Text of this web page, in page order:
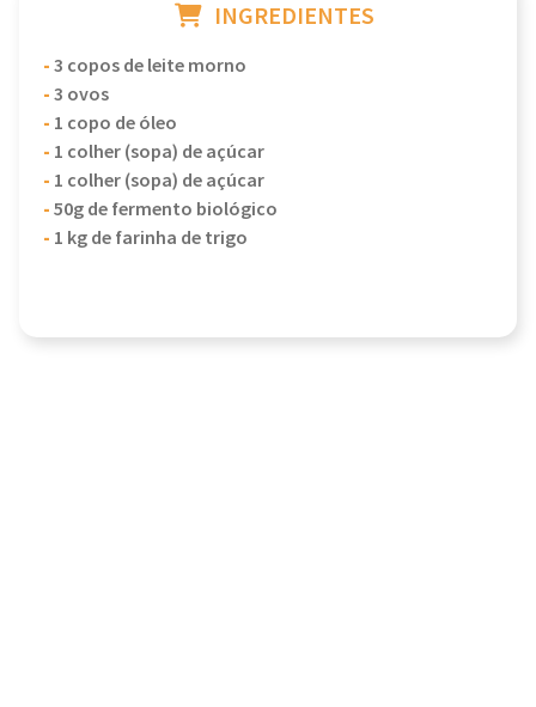
INGREDIENTES
-3 copos de leite morno
-3 ovos
- 1 copo de óleo
- 1 colher (sopa) de açúcar
- 1 colher (sopa) de açúcar
-50g de fermento biológico
- 1 kg de farinha de trigo